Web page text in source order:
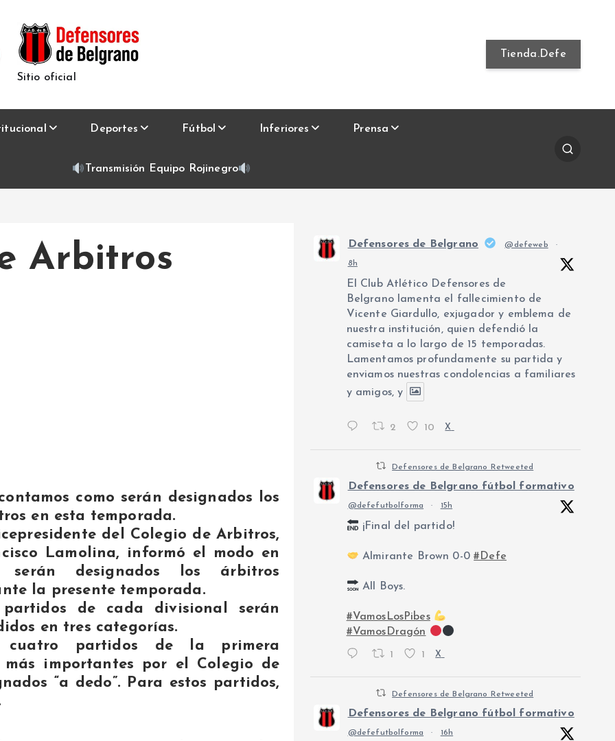
Sitio oficial
Tienda.Defe
Deportes Fútbol Inferiores Prensa
Transmisión Equipo Rojinegro
Arbitros
como serán designados los
en esta temporada.
del Colegio de Arbitros,
Lamolina, informó el modo en
serán designados los árbitros
la presente temporada.
partidos de cada divisional serán
en tres categorías.
cuatro partidos de la primera
importantes por el Colegio de
“a dedo”. Para estos partidos,
Defensores de Belgrano @defeweb ·
8h
El Club Atlético Defensores de
Belgrano lamenta el fallecimiento de
Vicente Giardullo, exjugador y emblema de
nuestra institución, quien defendió la
camiseta a lo largo de 15 temporadas.
Lamentamos profundamente su partida y
enviamos nuestras condolencias a familiares
y amigos, y
2 10 X
Defensores de Belgrano Retweeted
Defensores de Belgrano fútbol formativo
@defefutbolforma · 15h
¡Final del partido!
Almirante Brown 0-0#Defe
All Boys.
#VamosLosPibes
#VamosDragón
1 1 X
Defensores de Belgrano Retweeted
Defensores de Belgrano fútbol formativo
@defefutbolforma · 16h